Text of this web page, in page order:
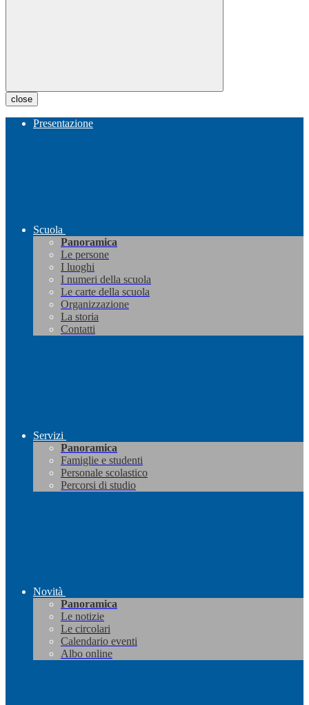
close
Presentazione
Scuola
Panoramica
Le persone
I luoghi
I numeri della scuola
Le carte della scuola
Organizzazione
La storia
Contatti
Servizi
Panoramica
Famiglie e studenti
Personale scolastico
Percorsi di studio
Novità
Panoramica
Le notizie
Le circolari
Calendario eventi
Albo online